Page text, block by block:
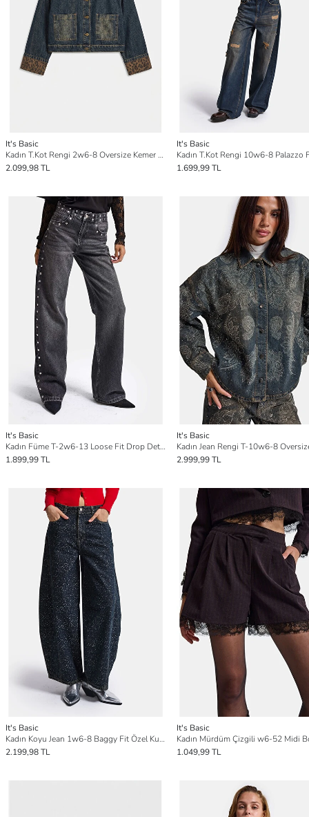
It's Basic
Kadın T.Kot Rengi 2w6-8 Oversize Kemer Boy Leopar Detaylı Tasarım Denim Ceket
2.099,98 TL
It's Basic
1.699,99 TL
It's Basic
Kadın Füme T-2w6-13 Loose Fit Drop Detaylı Tasarım Denim Jean
1.899,99 TL
It's Basic
2.999,99 TL
It's Basic
Kadın Koyu Jean 1w6-8 Baggy Fit Özel Kumaş Aksesuar Detaylı Tasarım Denim Jean
2.199,98 TL
It's Basic
1.049,99 TL